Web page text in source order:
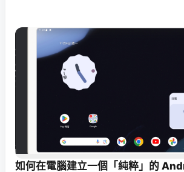
如何在電腦建立一個「純粹」的